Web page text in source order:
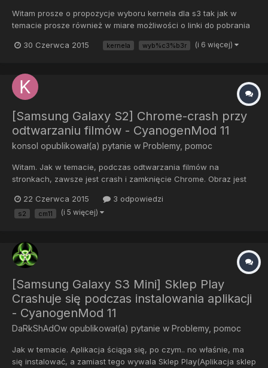
Witam prosze o propozycje wyboru kernela dla s3 tak jak w
temacie prosze również w miare możliwości o linki do pobrania
30 Czerwca 2015
kernela wyb%c3%b3r (i 6 więcej)
[Samsung Galaxy S2] Chrome-crash przy
odtwarzaniu filmów - CyanogenMod 11
konsol opublikował(a) pytanie w Problemy, pomoc
Witam. Jak w temacie, podczas odtwarzania filmów na
stronkach, zawsze jest crash i zamknięcie Chrome. Obraz jest
instalacja na nowo romu, Chrome i zawsze to samo. O co
chodzi? Korzystam tylko z tej przeglądarki więc problem jest
22 Czerwca 2015 3 odpowiedzi
s2 cm11 (i 5 więcej)
[Samsung Galaxy S3 Mini] Sklep Play
Crashuje się podczas instalowania aplikacji
- CyanogenMod 11
DaRkShAdOw opublikował(a) pytanie w Problemy, pomoc
Jak w temacie. Aplikacja ściąga się, po czym.. no właśnie, ma
się instalować, a zamiast tego wywala Sklep Play(Aplikacja sklep